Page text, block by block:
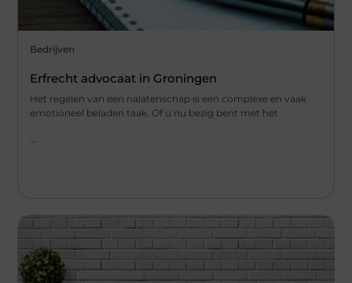
Bedrijven
Erfrecht advocaat in Groningen
Het regelen van een nalatenschap is een complexe en vaak
emotioneel beladen taak. Of u nu bezig bent met het